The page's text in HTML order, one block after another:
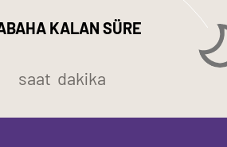
KALAN SÜRE
saat dakika